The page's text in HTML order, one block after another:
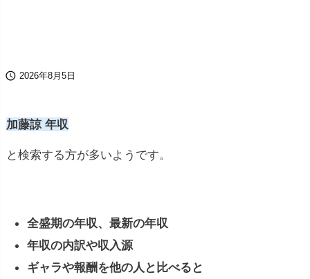
 2026年8月5日
加藤諒 年収
と検索する方が多いようです。
全盛期の年収、最新の年収
年収の内訳や収入源
ギャラや報酬を他の人と比べると